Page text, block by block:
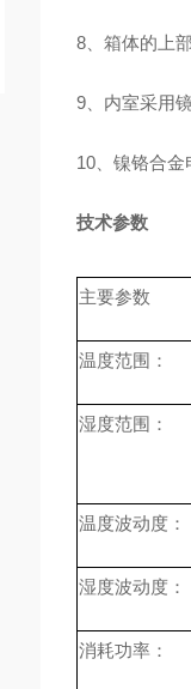
8、 箱体的上
9、内室采用
10、 镍铬合金
技术参数
主要参数
温度范围：
湿度范围：
温度波动度：
湿度波动度：
消耗功率：